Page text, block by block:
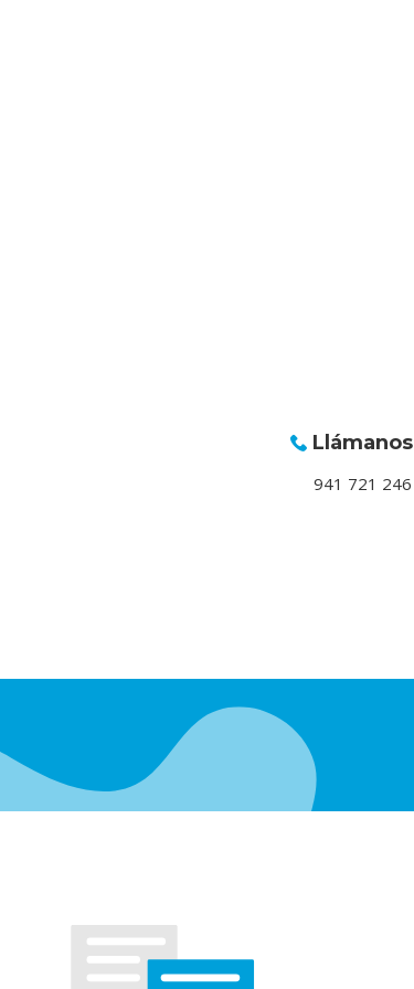
Llámanos
941 721 246